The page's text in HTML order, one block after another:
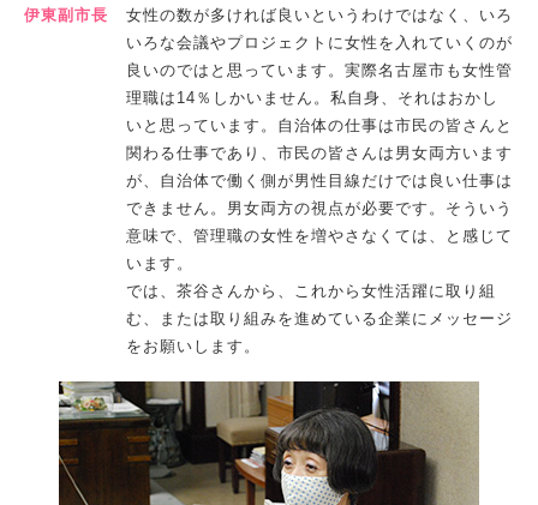
伊東副市長
女性の数が多ければ良いというわけではなく、いろ
いろな会議やプロジェクトに女性を入れていくのが
良いのではと思っています。実際名古屋市も女性管
理職は14％しかいません。私自身、それはおかし
いと思っています。自治体の仕事は市民の皆さんと
関わる仕事であり、市民の皆さんは男女両方います
が、自治体で働く側が男性目線だけでは良い仕事は
できません。男女両方の視点が必要です。そういう
意味で、管理職の女性を増やさなくては、と感じて
います。
では、茶谷さんから、これから女性活躍に取り組
む、または取り組みを進めている企業にメッセージ
をお願いします。